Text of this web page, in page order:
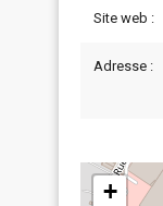
Site web :
Adresse :
+